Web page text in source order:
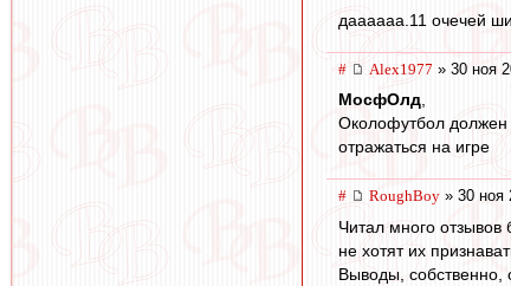
даааааа.11 очечей
# Alex1977 » 30 ноя
МосфОлд,
Околофутбол должен
отражаться на игре
# RoughBoy » 30 ноя
Читал много
не хотят их
Выводы, собственно,